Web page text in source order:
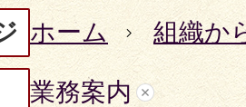
ホーム 組織か
業務案内